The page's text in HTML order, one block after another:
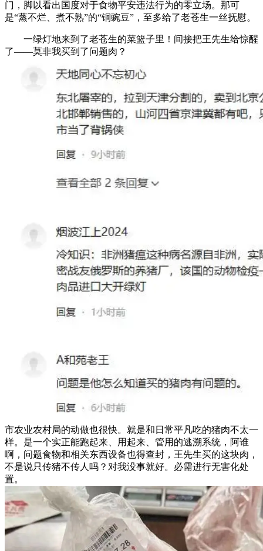
门，脚以看出国度对于食物平安违法行为的零立场。那可
是“蒸不烂、煮不熟”的“铜豌豆”，至多给了老苍生一丝抚慰。
一绿灯地来到了老苍生的菜篮子里！间接把王先生给惊醒
了——莫非我买到了问题肉？
市农业农村局的动做也很快。就是和日常平凡吃的猪肉不太一
样。是一个实正能跑起来、用起来、管用的逃溯系统，阿谁
啊，问题食物和相关东西设备也得查封，王先生买的这块肉，
不是说只传猪不传人吗？对我没事就好。必需进行无害化处
置。